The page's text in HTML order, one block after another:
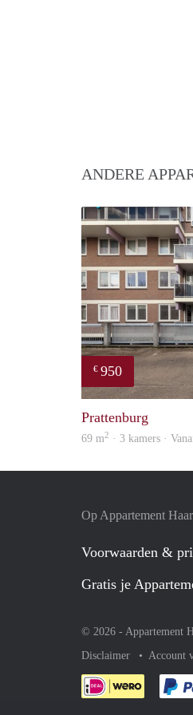
ANDERE
€ 950
Prattenburg
69 m2 · 3 kamers ·
Op Appartement
Voorwaarden &
Gratis je
© 2026 - Appartement
Disclaimer
Account